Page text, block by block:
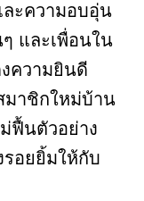
ละความอบอุ่น
และเพื่อนใน
ความยินดี
าชิกใหม่บ้าน
ฟื้นตัวอย่าง
รอยยิ้มให้กับ